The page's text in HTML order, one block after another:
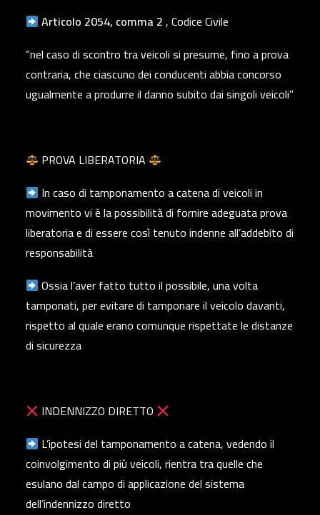
Articolo 2054, comma 2, Codice Civile
“nel caso di scontro tra veicoli si presume, fino a prova
contraria, che ciascuno dei conducenti abbia concorso
ugualmente a produrre il danno subito dai singoli veicoli”
PROVA LIBERATORIA
In caso di tamponamento a catena di veicoli in
movimento vi è la possibilità di fornire adeguata prova
liberatoria e di essere così tenuto indenne all’addebito di
responsabilità
Ossia l’aver fatto tutto il possibile, una volta
tamponati, per evitare di tamponare il veicolo davanti,
rispetto al quale erano comunque rispettate le distanze
di sicurezza
INDENNIZZO DIRETTO
L’ipotesi del tamponamento a catena, vedendo il
coinvolgimento di più veicoli, rientra tra quelle che
esulano dal campo di applicazione del sistema
dell’indennizzo diretto